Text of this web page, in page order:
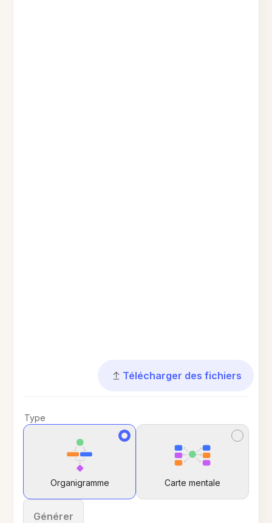
Télécharger des fichiers
Type
Organigramme Carte mentale
Générer